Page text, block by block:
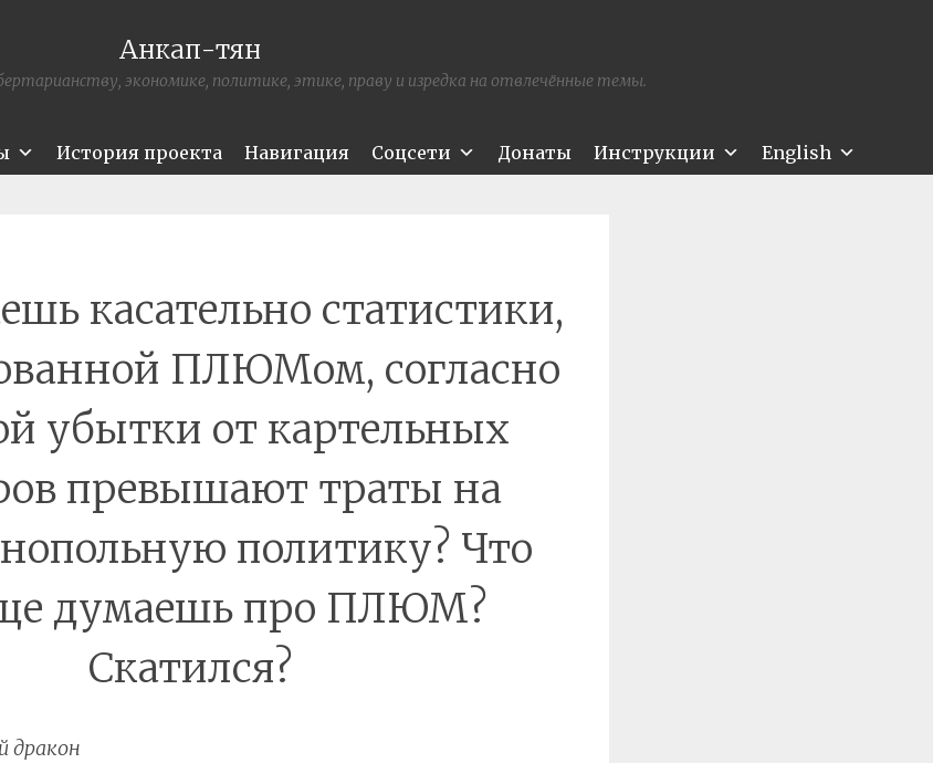
Анкап-тян
экономике, политике, этике, праву и изредка на отвлечённые темы.
История проекта Навигация Соцсети Донаты Инструкции English
касательно статистики,
ПЛЮМом, согласно
убытки от картельных
превышают траты на
политику? Что
думаешь про ПЛЮМ?
Скатился?
дракон